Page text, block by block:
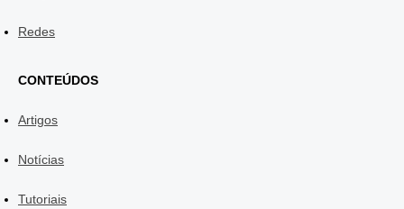
Redes
CONTEÚDOS
Artigos
Notícias
Tutoriais